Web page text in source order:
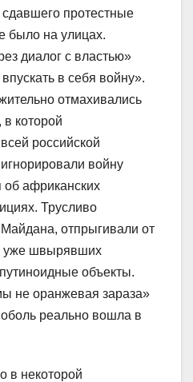
протестные
было на улицах.
диалог с властью»
в себя войну».
отмахивались
которой
российской
войну
об африканских
Трусливо
отпрыгивали от
уже швырявших
объекты.
не оранжевая зараза»
реально вошла в
в некоторой